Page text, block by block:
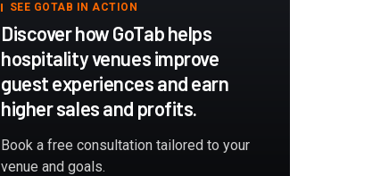
SEE GOTAB IN ACTION
Discover how GoTab helps
hospitality venues improve
guest experiences and earn
higher sales and profits.
Book a free consultation tailored to your
venue and goals.